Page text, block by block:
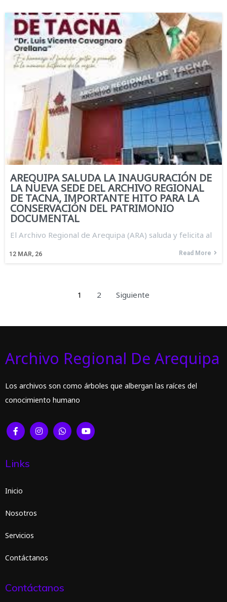
AREQUIPA SALUDA LA INAUGURACIÓN DE
LA NUEVA SEDE DEL ARCHIVO REGIONAL
DE TACNA, IMPORTANTE HITO PARA LA
CONSERVACIÓN DEL PATRIMONIO
DOCUMENTAL
12 MAR, 26
El Archivo Regional de Arequipa (ARA) saluda y felicita al
Read More
1 2 Siguiente
Archivo Regional De Arequipa
Los archivos son como árboles que albergan las raíces del
conocimiento humano
Links
Inicio
Nosotros
Servicios
Contáctanos
Contáctanos